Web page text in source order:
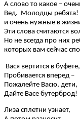
А слово то какое –
Вед. Молодцы ребята!
и очень нужные в
Эти слова считаются
Но не всегда про них
которых вам сейчас
Вася вертится в буфете,
Пробивается вперед –
Пожалейте Васю, дети,
Дайте Васе бутерброд!
Лиза сплетни узнает,